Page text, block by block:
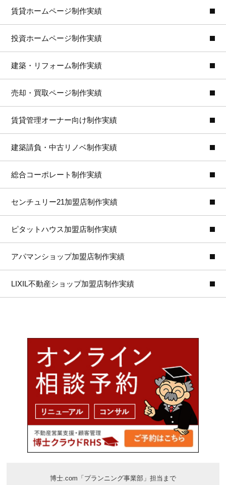
賃貸ホームページ制作実績
投資ホームページ制作実績
建築・リフォーム制作実績
売却・買取ページ制作実績
賃貸管理オーナー向け制作実績
建築請負・中古リノベ制作実績
総合コーポレート制作実績
センチュリー21加盟店制作実績
ピタットハウス加盟店制作実績
アパマンショップ加盟店制作実績
LIXIL不動産ショップ加盟店制作実績
博士.com「プランニング事業部」担当まで